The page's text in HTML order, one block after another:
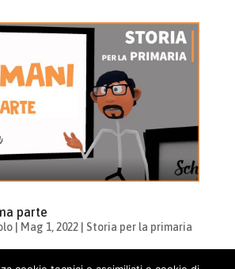
parte
| Mag 1, 2022| Storia per la primaria